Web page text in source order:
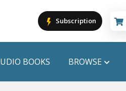
Subscription
Cart is empty
BOOKS BROWSE